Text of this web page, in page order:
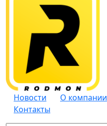
Новости
О компании
Контакты